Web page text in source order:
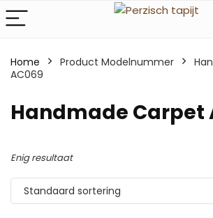
Home Product Modelnummer
AC069
‎Handmade Carpet
Enig resultaat
Standaard sortering